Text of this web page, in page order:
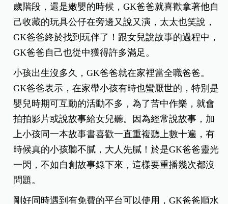
歲階段，還是嫩嬰的時候，GK爸爸就喜歡拿著他自
己收藏的玩具公仔在旁邊又說又演，太太也笑說，
GK爸爸終於找到玩伴了！跟女兒說故事的過程中，
GK爸爸自己也從中獲得許多滿足。
小孩出生沒多久，GK爸爸就在家裡當全職爸爸。
GK爸爸表示，在家帶小孩有時也蠻厭世的，特別是
嬰兒時期可互動的活動不多，為了苦中作樂，就會
拍拍影片或說故事給女兒聽。因為經常說故事，加
上小孩同一本故事書喜歡一直重複聽上數十遍，有
時候真的小孩聽不膩，大人先膩！於是GK爸爸靈光
一閃，不如自創故事錄下來，這樣要重播幾次都沒
問題。
剛好同時遇到有免費的平台可以使用，GK爸爸順水